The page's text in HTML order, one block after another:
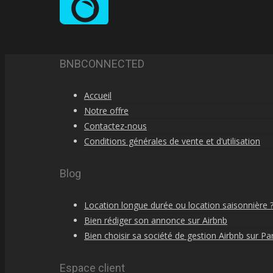
BNBCONNECTED
Accueil
Notre offre
Contactez-nous
Conditions générales de vente et d’utilisation
Blog
Location longue durée ou location saisonnière ?
Bien rédiger son annonce sur Airbnb
Bien choisir sa société de gestion Airbnb sur
Espace client